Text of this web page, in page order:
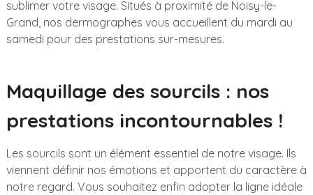
sublimer votre visage. Situés à proximité de Noisy-le-
Grand, nos dermographes vous accueillent du mardi au
samedi pour des prestations sur-mesures.
Maquillage des sourcils : nos
prestations incontournables !
Les sourcils sont un élément essentiel de notre visage. Ils
viennent définir nos émotions et apportent du caractère à
notre regard. Vous souhaitez enfin adopter la ligne idéale